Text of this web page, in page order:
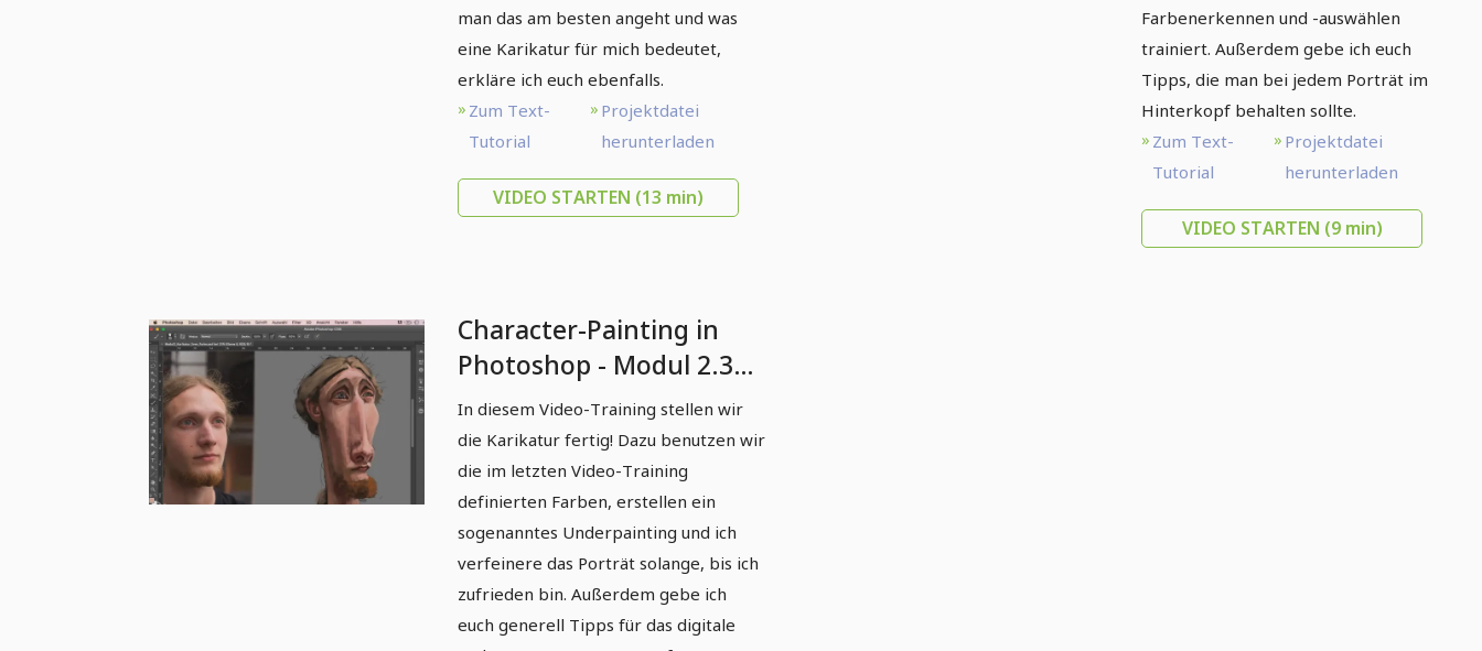
man das am besten angeht und was
eine Karikatur für mich bedeutet,
erkläre ich euch ebenfalls.
Zum Text-
Tutorial
Projektdatei
herunterladen
VIDEO STARTEN (13 min)
Farbenerkennen und -auswählen
trainiert. Außerdem gebe ich euch
Tipps, die man bei jedem Porträt im
Hinterkopf behalten sollte.
Zum Text-
Tutorial
Projektdatei
herunterladen
VIDEO STARTEN (9 min)
Character-Painting in
Photoshop - Modul 2.3
Karikatur-Painting
In diesem Video-Training stellen wir
die Karikatur fertig! Dazu benutzen wir
die im letzten Video-Training
definierten Farben, erstellen ein
sogenanntes Underpainting und ich
verfeinere das Porträt solange, bis ich
zufrieden bin. Außerdem gebe ich
euch generell Tipps für das digitale